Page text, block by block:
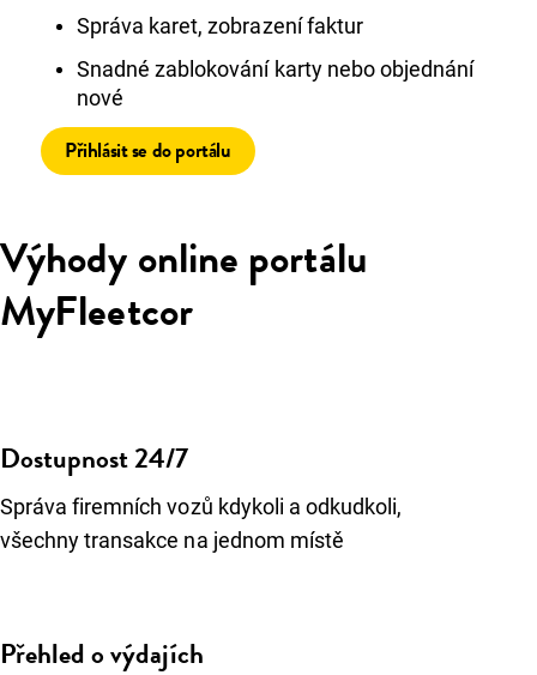
Správa karet, zobrazení faktur
Snadné zablokování karty nebo objednání
nové
Přihlásit se do portálu
Výhody online portálu
MyFleetcor
Dostupnost 24/7
Správa firemních vozů kdykoli a odkudkoli,
všechny transakce na jednom místě
Přehled o výdajích